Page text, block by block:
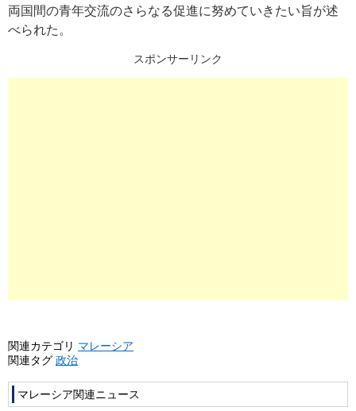
両国間の青年交流のさらなる促進に努めていきたい旨が述
べられた。
スポンサーリンク
関連カテゴリ マレーシア
関連タグ 政治
マレーシア関連ニュース